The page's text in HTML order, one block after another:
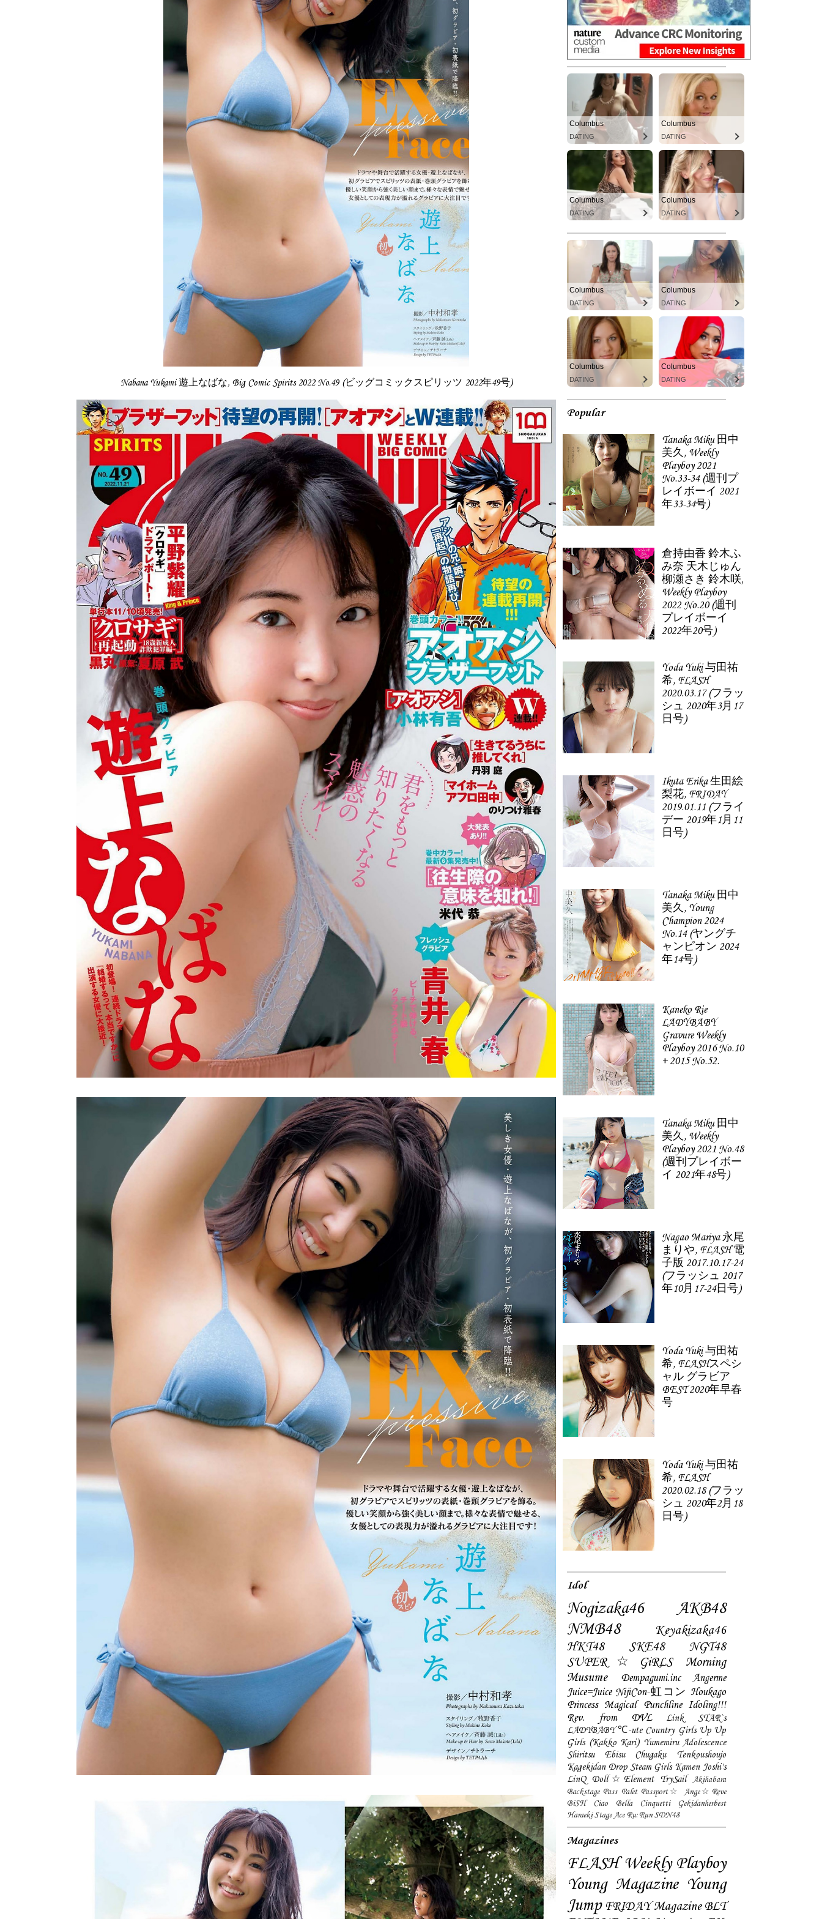
Nabana Yukami 遊上なばな, Big Comic Spirits 2022 No.49 (ビッグコミックスピリッツ 2022年49号)
Columbus
DATING
Columbus
DATING
Columbus
DATING
Columbus
DATING
Columbus
DATING
Columbus
DATING
Columbus
DATING
Columbus
DATING
Popular
Tanaka Miku 田中
美久, Weekly
Playboy 2021
No.33-34 (週刊プ
レイボーイ 2021
年33-34号)
倉持由香 鈴木ふ
み奈 天木じゅん
柳瀬さき 鈴木咲,
Weekly Playboy
2022 No.20 (週刊
プレイボーイ
2022年20号)
Yoda Yuki 与田祐
希, FLASH
2020.03.17 (フラッ
シュ 2020年3月17
日号)
Ikuta Erika 生田絵
梨花, FRIDAY
2019.01.11 (フライ
デー 2019年1月11
日号)
Tanaka Miku 田中
美久, Young
Champion 2024
No.14 (ヤングチ
ャンピオン 2024
年14号)
Kaneko Rie
LADYBABY
Gravure Weekly
Playboy 2016 No.10
+ 2015 No.52.
Tanaka Miku 田中
美久, Weekly
Playboy 2021 No.48
(週刊プレイボー
イ 2021年48号)
Nagao Mariya 永尾
まりや, FLASH 電
子版 2017.10.17-24
(フラッシュ 2017
年10月17-24日号)
Yoda Yuki 与田祐
希, FLASHスペシ
ャル グラビア
BEST 2020年早春
号
Yoda Yuki 与田祐
希, FLASH
2020.02.18 (フラッ
シュ 2020年2月18
日号)
Idol
Nogizaka46
AKB48
NMB48
Keyakizaka46
HKT48
SKE48
NGT48
SUPER☆GiRLS
Morning
Musume
Dempagumi.inc
Angerme
Juice=Juice NijiCon-虹コン Houkago
Princess Magical Punchline Idoling!!!
Rev. from DVL
Link STAR`s
LADYBABY ℃-ute Country Girls Up Up
Girls (Kakko Kari) Yumemiru Adolescence
Shiritsu Ebisu Chugaku
Tenkoushoujo
Kagekidan Drop Steam Girls Kamen Joshi's
LinQ Doll☆Element TrySail
Akihabara
Backstage Pass Palet Passport☆
Ange☆Reve
BiSH
Ciao Bella Cinquetti
Gekidanherbest
Haraeki Stage Ace Ru:Run SDN48
Magazines
FLASH Weekly Playboy
Young Magazine Young
Jump FRIDAY Magazine BLT